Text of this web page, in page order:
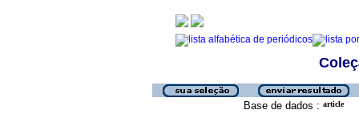
Base de dados : article